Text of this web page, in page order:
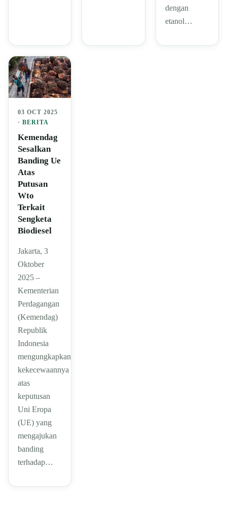
dengan
etanol…
03 OCT 2025
· BERITA
Kemendag
Sesalkan
Banding Ue
Atas
Putusan
Wto
Terkait
Sengketa
Biodiesel
Jakarta, 3
Oktober
2025 –
Kementerian
Perdagangan
(Kemendag)
Republik
Indonesia
mengungkapkan
kekecewaannya
atas
keputusan
Uni Eropa
(UE) yang
mengajukan
banding
terhadap…